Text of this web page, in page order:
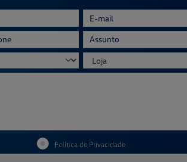
Política de Privacidade